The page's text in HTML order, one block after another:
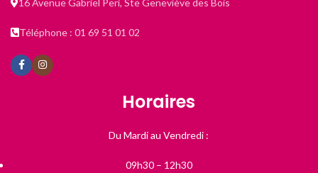
Téléphone : 01 69 51 01 02
Horaires
Du Mardi au Vendredi :
09h30 – 12h30